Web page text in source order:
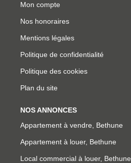
Mon compte
Nos honoraires
Mentions légales
Politique de confidentialité
Politique des cookies
Plan du site
NOS ANNONCES
Appartement à vendre, Bethune
Appartement à louer, Bethune
Local commercial à louer, Bethune